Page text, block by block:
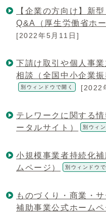
【企業の方向け】新
Q&A（厚生労働省ホー
[2022年5月11日]
下請け取引や個人事
相談（全国中小企業
別ウィンドウで開く [2022
テレワークに関する
ータルサイト）
別ウィ
小規模事業者持続化
ムページ）
別ウィンドウで
ものづくり・商業・
補助事業公式ホームペ